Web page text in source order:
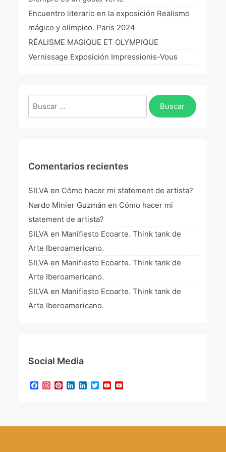
La Fórmula Científica Del Arte
Manifiesto Ecoarte
Association Paris
Encuentro literario en la exposición Realismo
mágico y olimpico. Paris 2024
RÉALISME MAGIQUE ET OLYMPIQUE
Vernissage Exposición Impressionis-Vous
Buscar:
Comentarios recientes
SILVA en Cómo hacer mi statement de artista?
Nardo Minier Guzmán en Cómo hacer mi
statement de artista?
SILVA en Manifiesto Ecoarte. Think tank de
Arte Iberoamericano.
SILVA en Manifiesto Ecoarte. Think tank de
Arte Iberoamericano.
SILVA en Manifiesto Ecoarte. Think tank de
Arte Iberoamericano.
Social Media
Facebook
Instagram
Pinterest
LinkedIn
LinkedIn
TwitterYouTube